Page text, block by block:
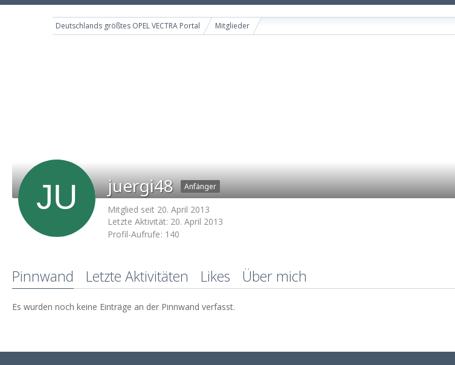
Deutschlands größtes OPEL VECTRA Portal Mitglieder
juergi48 Anfänger
Mitglied seit 20. April 2013
Letzte Aktivität: 20. April 2013
Profil-Aufrufe 140
Pinnwand Letzte Aktivitäten Likes Über mich
Es wurden noch keine Einträge an der Pinnwand verfasst.